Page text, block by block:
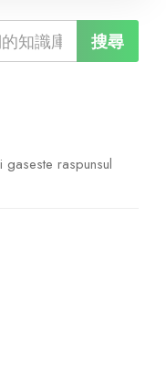
raspunsul